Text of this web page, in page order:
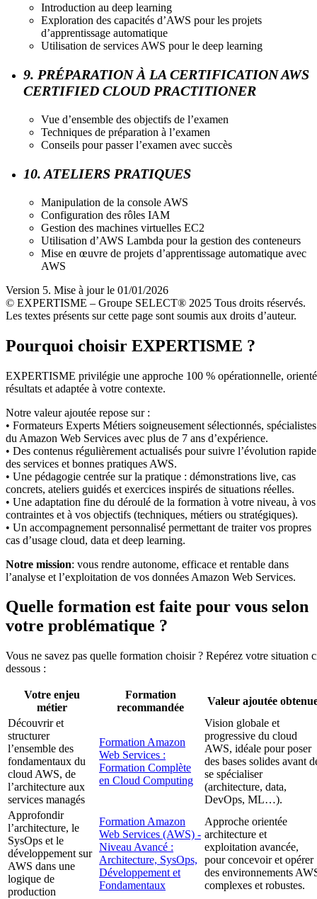
Introduction au deep learning
Exploration des capacités d’AWS pour les projets
d’apprentissage automatique
Utilisation de services AWS pour le deep learning
9. PRÉPARATION À LA CERTIFICATION AWS
CERTIFIED CLOUD PRACTITIONER
Vue d’ensemble des objectifs de l’examen
Techniques de préparation à l’examen
Conseils pour passer l’examen avec succès
10. ATELIERS PRATIQUES
Manipulation de la console AWS
Configuration des rôles IAM
Gestion des machines virtuelles EC2
Utilisation d’AWS Lambda pour la gestion des conteneurs
Mise en œuvre de projets d’apprentissage automatique avec
AWS
Version 5. Mise à jour le 01/01/2026
© EXPERTISME – Groupe SELECT® 2025 Tous droits réservés.
Les textes présents sur cette page sont soumis aux droits d’auteur.
Pourquoi choisir EXPERTISME ?
EXPERTISME privilégie une approche 100 % opérationnelle,
résultats et adaptée à votre contexte.
Notre valeur ajoutée repose sur :
• Formateurs Experts Métiers soigneusement sélectionnés, spécialistes
du Amazon Web Services avec plus de 7 ans d’expérience.
• Des contenus régulièrement actualisés pour suivre l’évolution rapide
des services et bonnes pratiques AWS.
• Une pédagogie centrée sur la pratique : démonstrations live, cas
concrets, ateliers guidés et exercices inspirés de situations réelles.
• Une adaptation fine du déroulé de la formation à votre niveau, à vos
contraintes et à vos objectifs (techniques, métiers ou stratégiques).
• Un accompagnement personnalisé permettant de traiter vos propres
cas d’usage cloud, data et deep learning.
Notre mission: vous rendre autonome, efficace et rentable dans
l’analyse et l’exploitation de vos données Amazon Web Services.
Quelle formation est faite pour vous selon
votre problématique ?
Vous ne savez pas quelle formation choisir ? Repérez votre situation
dessous :
Votre enjeu
métier
Formation
recommandée
Valeur ajoutée
Découvrir et
structurer
l’ensemble des
fondamentaux du
cloud AWS, de
l’architecture aux
services managés
Formation Amazon
Web Services :
Formation Complète
en Cloud Computing
Vision globale et
progressive du cloud
AWS, idéale pour poser
des bases solides avant
se spécialiser
(architecture, data,
DevOps, ML…).
Approfondir
l’architecture, le
SysOps et le
développement sur
AWS dans une
logique de
production
Formation Amazon
Web Services (AWS) -
Niveau Avancé :
Architecture, SysOps,
Développement et
Fondamentaux
Approche orientée
architecture et
exploitation avancée,
pour concevoir et opérer
des environnements
complexes et robustes.